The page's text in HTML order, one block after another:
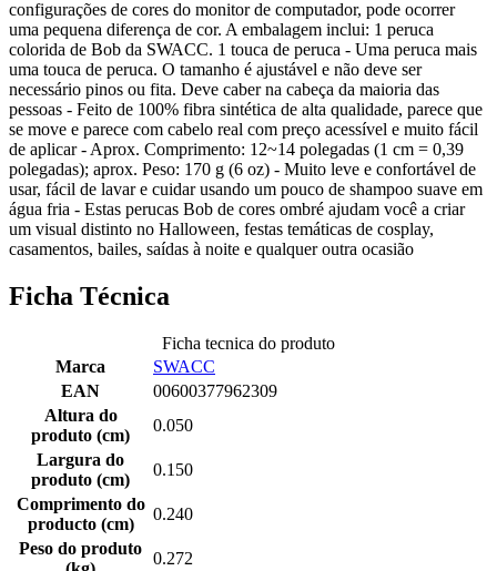
configurações de cores do monitor de computador, pode ocorrer
uma pequena diferença de cor. A embalagem inclui: 1 peruca
colorida de Bob da SWACC. 1 touca de peruca - Uma peruca mais
uma touca de peruca. O tamanho é ajustável e não deve ser
necessário pinos ou fita. Deve caber na cabeça da maioria das
pessoas - Feito de 100% fibra sintética de alta qualidade, parece que
se move e parece com cabelo real com preço acessível e muito fácil
de aplicar - Aprox. Comprimento: 12~14 polegadas (1 cm = 0,39
polegadas); aprox. Peso: 170 g (6 oz) - Muito leve e confortável de
usar, fácil de lavar e cuidar usando um pouco de shampoo suave em
água fria - Estas perucas Bob de cores ombré ajudam você a criar
um visual distinto no Halloween, festas temáticas de cosplay,
casamentos, bailes, saídas à noite e qualquer outra ocasião
Ficha Técnica
Ficha tecnica do produto
Marca
SWACC
EAN
00600377962309
Altura do
produto (cm)
0.050
Largura do
produto (cm)
0.150
Comprimento do
producto (cm)
0.240
Peso do produto
0.272